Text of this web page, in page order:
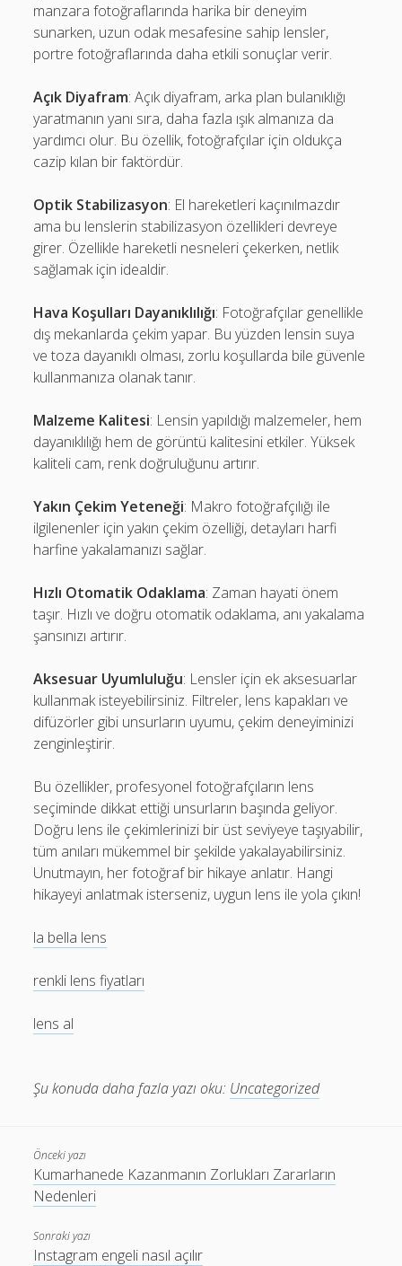
manzara fotoğraflarında harika bir deneyim
sunarken, uzun odak mesafesine sahip lensler,
portre fotoğraflarında daha etkili sonuçlar verir.
Açık Diyafram: Açık diyafram, arka plan bulanıklığı
yaratmanın yanı sıra, daha fazla ışık almanıza da
yardımcı olur. Bu özellik, fotoğrafçılar için oldukça
cazip kılan bir faktördür.
Optik Stabilizasyon: El hareketleri kaçınılmazdır
ama bu lenslerin stabilizasyon özellikleri devreye
girer. Özellikle hareketli nesneleri çekerken, netlik
sağlamak için idealdir.
Hava Koşulları Dayanıklılığı: Fotoğrafçılar genellikle
dış mekanlarda çekim yapar. Bu yüzden lensin suya
ve toza dayanıklı olması, zorlu koşullarda bile güvenle
kullanmanıza olanak tanır.
Malzeme Kalitesi: Lensin yapıldığı malzemeler, hem
dayanıklılığı hem de görüntü kalitesini etkiler. Yüksek
kaliteli cam, renk doğruluğunu artırır.
Yakın Çekim Yeteneği: Makro fotoğrafçılığı ile
ilgilenenler için yakın çekim özelliği, detayları harfi
harfine yakalamanızı sağlar.
Hızlı Otomatik Odaklama: Zaman hayati önem
taşır. Hızlı ve doğru otomatik odaklama, anı yakalama
şansınızı artırır.
Aksesuar Uyumluluğu: Lensler için ek aksesuarlar
kullanmak isteyebilirsiniz. Filtreler, lens kapakları ve
difüzörler gibi unsurların uyumu, çekim deneyiminizi
zenginleştirir.
Bu özellikler, profesyonel fotoğrafçıların lens
seçiminde dikkat ettiği unsurların başında geliyor.
Doğru lens ile çekimlerinizi bir üst seviyeye taşıyabilir,
tüm anıları mükemmel bir şekilde yakalayabilirsiniz.
Unutmayın, her fotoğraf bir hikaye anlatır. Hangi
hikayeyi anlatmak isterseniz, uygun lens ile yola çıkın!
la bella lens
renkli lens fiyatları
lens al
Şu konuda daha fazla yazı oku: Uncategorized
Önceki yazı
Kumarhanede Kazanmanın Zorlukları Zararların
Nedenleri
Sonraki yazı
Instagram engeli nasıl açılır